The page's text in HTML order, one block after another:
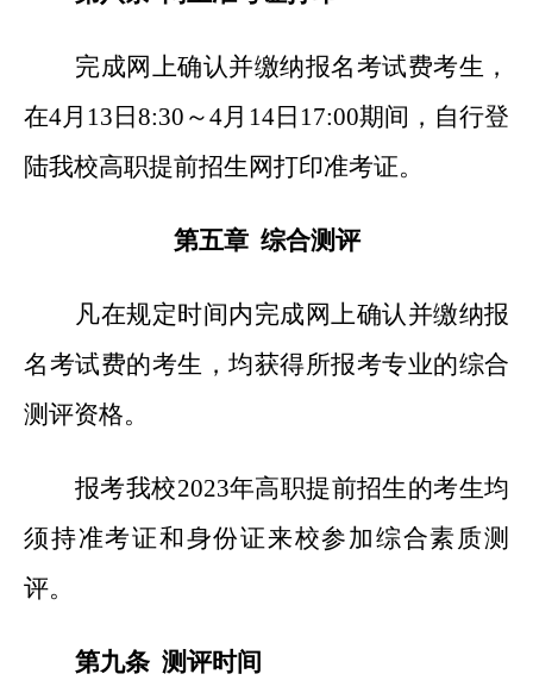
完成网上确认并缴纳报名考试费考生，
在4月13日8:30～4月14日17:00期间，自行登
陆我校高职提前招生网打印准考证。
第五章 综合测评
凡在规定时间内完成网上确认并缴纳报
名考试费的考生，均获得所报考专业的综合
测评资格。
报考我校2023年高职提前招生的考生均
须持准考证和身份证来校参加综合素质测
评。
第九条 测评时间